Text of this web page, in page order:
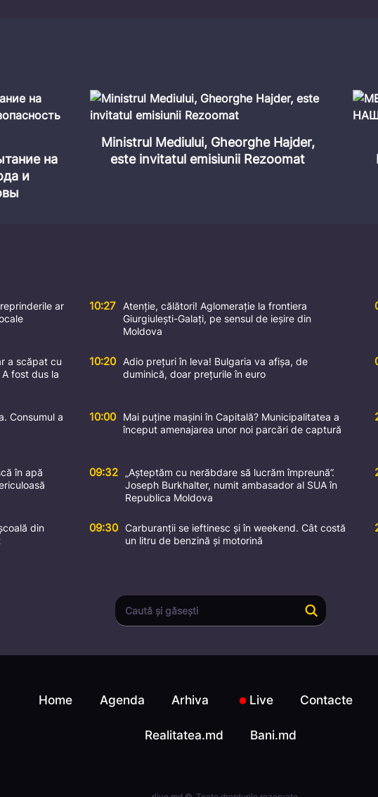
Alexei
„Consens Național” cu Vitalie Dogaru:
Tinerii NEET, în afara școlii și a pieței
ar
a scăpat cu
fost dus la
Consumul a
în apă
din
10:27
Atenție, călători! Aglomerație la frontiera
Giurgiulești-Galați, pe sensul de ieșire din
Moldova
10:20
Adio prețuri în leva! Bulgaria va afișa, de
duminică, doar prețurile în euro
10:00
Mai puține mașini în Capitală? Municipalitatea a
început amenajarea unor noi parcări de captură
09:32
„Așteptăm cu nerăbdare să lucrăm împreună”.
Joseph Burkhalter, numit ambasador al SUA în
Republica Moldova
09:30
Carburanții se ieftinesc și în weekend. Cât costă
un litru de benzină și motorină
Home Agenda Arhiva Live Contacte
Realitatea.md Bani.md